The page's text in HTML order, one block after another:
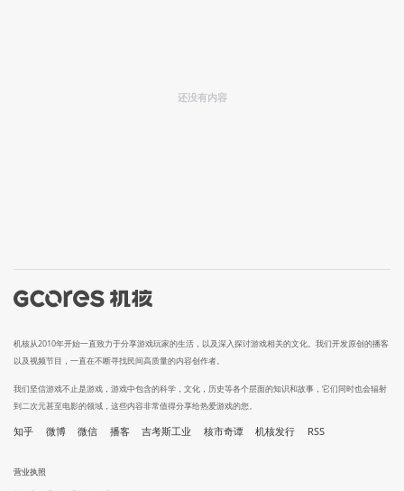
还没有内容
机核从2010年开始一直致力于分享游戏玩家的生活，以及深入探讨游戏相关的文化。我们开发原创的播客
以及视频节目，一直在不断寻找民间高质量的内容创作者。
我们坚信游戏不止是游戏，游戏中包含的科学，文化，历史等各个层面的知识和故事，它们同时也会辐射
到二次元甚至电影的领域，这些内容非常值得分享给热爱游戏的您。
知乎 微博 微信 播客 吉考斯工业 核市奇谭 机核发行 RSS
营业执照